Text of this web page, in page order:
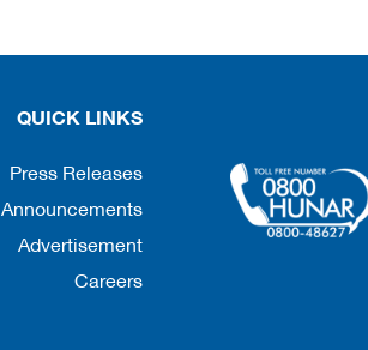
QUICK LINKS
Press Releases
Announcements
Advertisement
Careers